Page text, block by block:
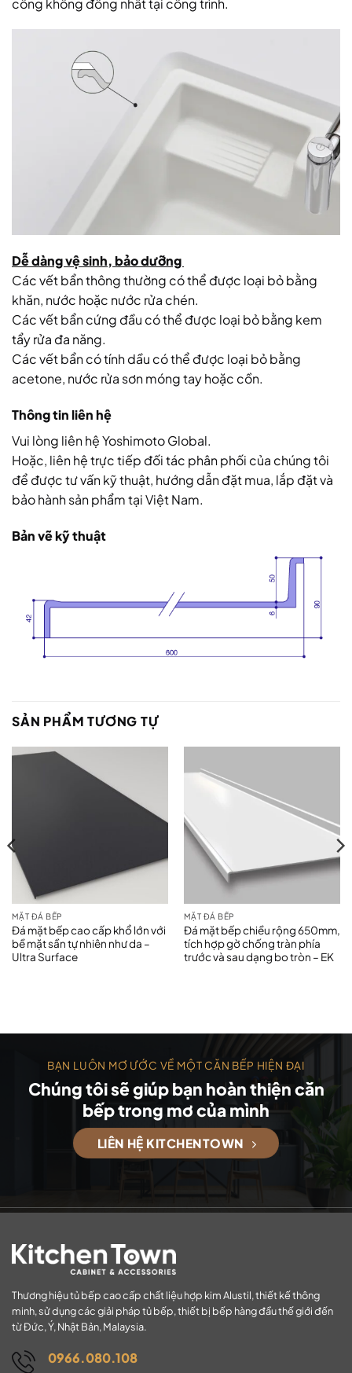
Dễ dàng vệ sinh, bảo dưỡng
Các vết bẩn thông thường có thể được loại bỏ bằng
khăn, nước hoặc nước rửa chén.
Các vết bẩn cứng đầu có thể được loại bỏ bằng kem
tẩy rửa đa năng.
Các vết bẩn có tính dầu có thể được loại bỏ bằng
acetone, nước rửa sơn móng tay hoặc cồn.
Thông tin liên hệ
Vui lòng liên hệ Yoshimoto Global.
Hoặc, liên hệ trực tiếp đối tác phân phối của chúng tôi
để được tư vấn kỹ thuật, hướng dẫn đặt mua, lắp đặt và
bảo hành sản phẩm tại Việt Nam.
Bản vẽ kỹ thuật
SẢN PHẨM TƯƠNG TỰ
MẶT ĐÁ BẾP
Đá mặt bếp cao cấp khổ lớn với
bề mặt sần tự nhiên như da –
Ultra Surface
MẶT ĐÁ BẾP
Đá mặt bếp chiều rộng 650mm,
tích hợp gờ chống tràn phía
trước và sau dạng bo tròn – EK
BẠN LUÔN MƠ ƯỚC VỀ MỘT CĂN BẾP HIỆN ĐẠI
Chúng tôi sẽ giúp bạn hoàn thiện căn
bếp trong mơ của mình
LIÊN HỆ KITCHENTOWN
Thương hiệu tủ bếp cao cấp chất liệu hợp kim Alustil, thiết kế thông
minh, sử dụng các giải pháp tủ bếp, thiết bị bếp hàng đầu thế giới đến
từ Đức, Ý, Nhật Bản, Malaysia.
0966.080.108